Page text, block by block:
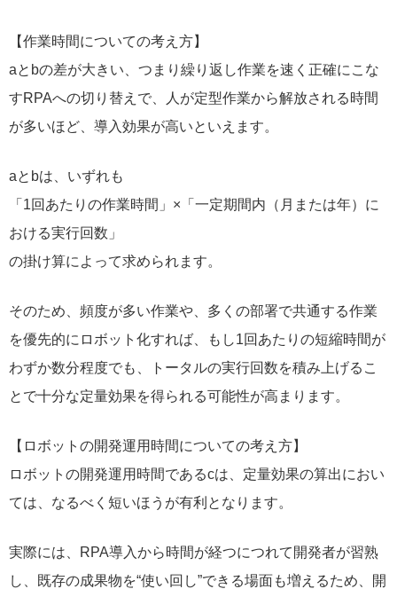
【作業時間についての考え方】
aとbの差が大きい、つまり繰り返し作業を速く正確にこな
すRPAへの切り替えで、人が定型作業から解放される時間
が多いほど、導入効果が高いといえます。
aとbは、いずれも
「1回あたりの作業時間」×「一定期間内（月または年）に
おける実行回数」
の掛け算によって求められます。
そのため、頻度が多い作業や、多くの部署で共通する作業
を優先的にロボット化すれば、もし1回あたりの短縮時間が
わずか数分程度でも、トータルの実行回数を積み上げるこ
とで十分な定量効果を得られる可能性が高まります。
【ロボットの開発運用時間についての考え方】
ロボットの開発運用時間であるcは、定量効果の算出におい
ては、なるべく短いほうが有利となります。
実際には、RPA導入から時間が経つにつれて開発者が習熟
し、既存の成果物を“使い回し”できる場面も増えるため、開